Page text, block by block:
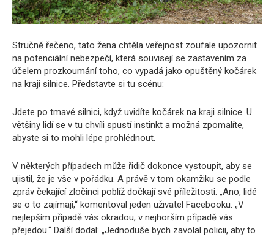
Stručně řečeno, tato žena chtěla veřejnost zoufale upozornit
na potenciální nebezpečí, která souvisejí se zastavením za
účelem prozkoumání toho, co vypadá jako opuštěný kočárek
na kraji silnice. Představte si tu scénu:
Jdete po tmavé silnici, když uvidíte kočárek na kraji silnice. U
většiny lidí se v tu chvíli spustí instinkt a možná zpomalíte,
abyste si to mohli lépe prohlédnout.
V některých případech může řidič dokonce vystoupit, aby se
ujistil, že je vše v pořádku. A právě v tom okamžiku se podle
zpráv čekající zločinci poblíž dočkají své příležitosti. „Ano, lidé
se o to zajímají,“ komentoval jeden uživatel Facebooku. „V
nejlepším případě vás okradou; v nejhorším případě vás
přejedou.“ Další dodal: „Jednoduše bych zavolal policii, aby to